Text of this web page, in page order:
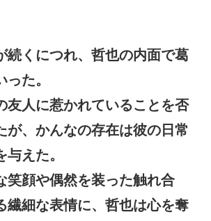
続くにつれ、哲也の内面で葛
た。
友人に惹かれていることを否
が、かんなの存在は彼の日常
えた。
笑顔や偶然を装った触れ合
繊細な表情に、哲也は心を奪